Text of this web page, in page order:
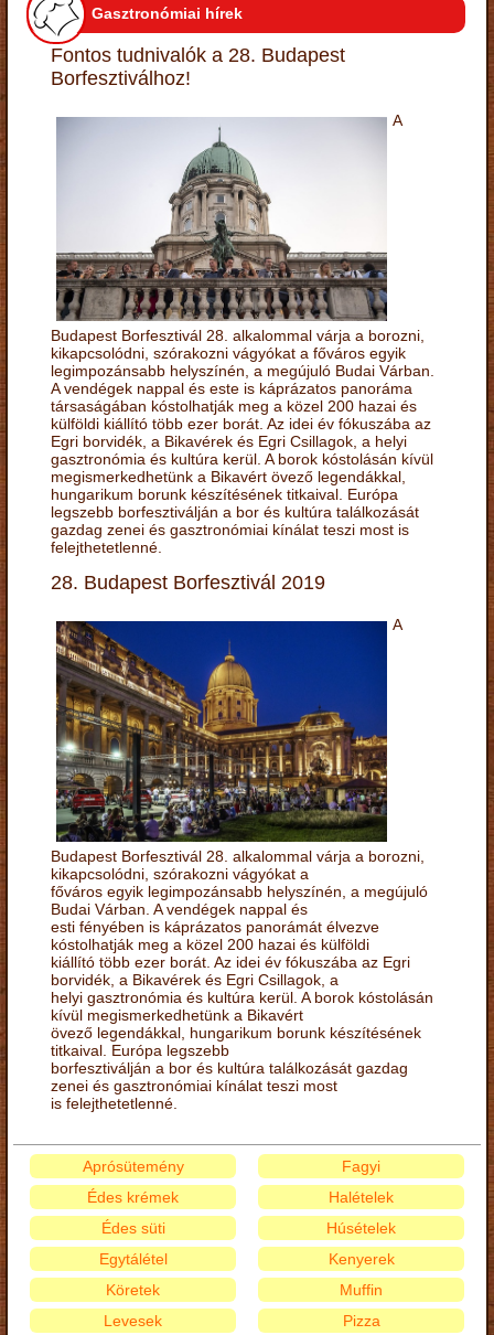
Gasztronómiai hírek
Fontos tudnivalók a 28. Budapest
Borfesztiválhoz!
A
Budapest Borfesztivál 28. alkalommal várja a borozni,
kikapcsolódni, szórakozni vágyókat a főváros egyik
legimpozánsabb helyszínén, a megújuló Budai Várban.
A vendégek nappal és este is káprázatos panoráma
társaságában kóstolhatják meg a közel 200 hazai és
külföldi kiállító több ezer borát. Az idei év fókuszába az
Egri borvidék, a Bikavérek és Egri Csillagok, a helyi
gasztronómia és kultúra kerül. A borok kóstolásán kívül
megismerkedhetünk a Bikavért övező legendákkal,
hungarikum borunk készítésének titkaival. Európa
legszebb borfesztiválján a bor és kultúra találkozását
gazdag zenei és gasztronómiai kínálat teszi most is
felejthetetlenné.
28. Budapest Borfesztivál 2019
A
Budapest Borfesztivál 28. alkalommal várja a borozni,
kikapcsolódni, szórakozni vágyókat a
főváros egyik legimpozánsabb helyszínén, a megújuló
Budai Várban. A vendégek nappal és
esti fényében is káprázatos panorámát élvezve
kóstolhatják meg a közel 200 hazai és külföldi
kiállító több ezer borát. Az idei év fókuszába az Egri
borvidék, a Bikavérek és Egri Csillagok, a
helyi gasztronómia és kultúra kerül. A borok kóstolásán
kívül megismerkedhetünk a Bikavért
övező legendákkal, hungarikum borunk készítésének
titkaival. Európa legszebb
borfesztiválján a bor és kultúra találkozását gazdag
zenei és gasztronómiai kínálat teszi most
is felejthetetlenné.
Aprósütemény
Édes krémek
Édes süti
Egytálétel
Fagyi
Halételek
Húsételek
Kenyerek
Köretek
Levesek
Muffin
Pizza